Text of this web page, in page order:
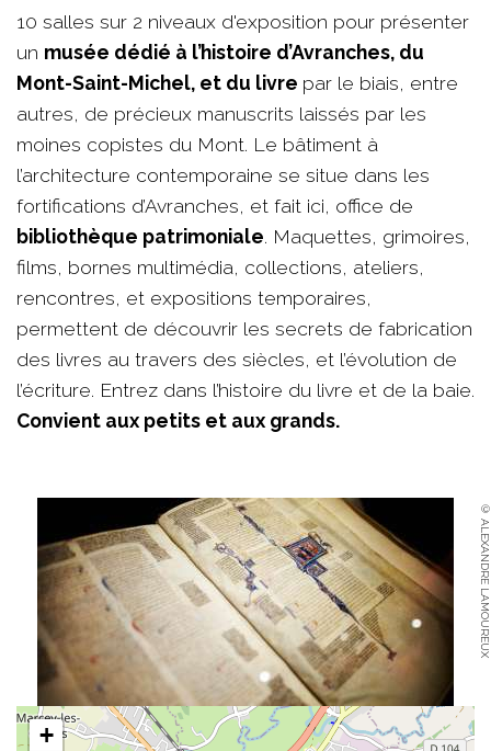
10 salles sur 2 niveaux d'exposition pour présenter
un musée dédié à l’histoire d’Avranches, du
Mont-Saint-Michel, et du livre par le biais, entre
autres, de précieux manuscrits laissés par les
moines copistes du Mont. Le bâtiment à
l’architecture contemporaine se situe dans les
fortifications d’Avranches, et fait ici, office de
bibliothèque patrimoniale. Maquettes, grimoires,
films, bornes multimédia, collections, ateliers,
rencontres, et expositions temporaires,
permettent de découvrir les secrets de fabrication
des livres au travers des siècles, et l’évolution de
l’écriture. Entrez dans l’histoire du livre et de la baie.
Convient aux petits et aux grands.
© ALEXANDRE LAMOUREUX
+